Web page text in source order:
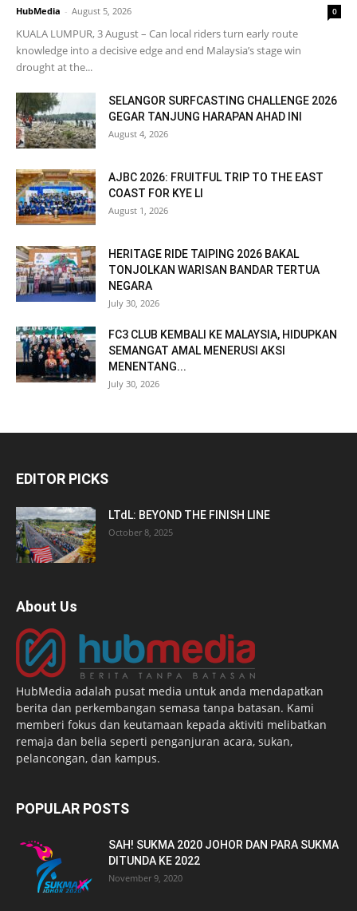
HubMedia - August 5, 2026 0
KUALA LUMPUR, 3 August – Can local riders turn early route
knowledge into a decisive edge and end Malaysia’s stage win
drought at the...
SELANGOR SURFCASTING CHALLENGE 2026
GEGAR TANJUNG HARAPAN AHAD INI
August 4, 2026
AJBC 2026: FRUITFUL TRIP TO THE EAST
COAST FOR KYE LI
August 1, 2026
HERITAGE RIDE TAIPING 2026 BAKAL
TONJOLKAN WARISAN BANDAR TERTUA
NEGARA
July 30, 2026
FC3 CLUB KEMBALI KE MALAYSIA, HIDUPKAN
SEMANGAT AMAL MENERUSI AKSI
MENENTANG...
July 30, 2026
EDITOR PICKS
LTdL: BEYOND THE FINISH LINE
October 8, 2025
About Us
HubMedia adalah pusat media untuk anda mendapatkan
berita dan perkembangan semasa tanpa batasan. Kami
memberi fokus dan keutamaan kepada aktiviti melibatkan
remaja dan belia seperti penganjuran acara, sukan,
pelancongan, dan kampus.
POPULAR POSTS
SAH! SUKMA 2020 JOHOR DAN PARA SUKMA
DITUNDA KE 2022
November 9, 2020